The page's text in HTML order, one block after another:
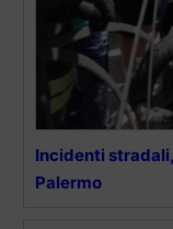
Incidenti
Palermo